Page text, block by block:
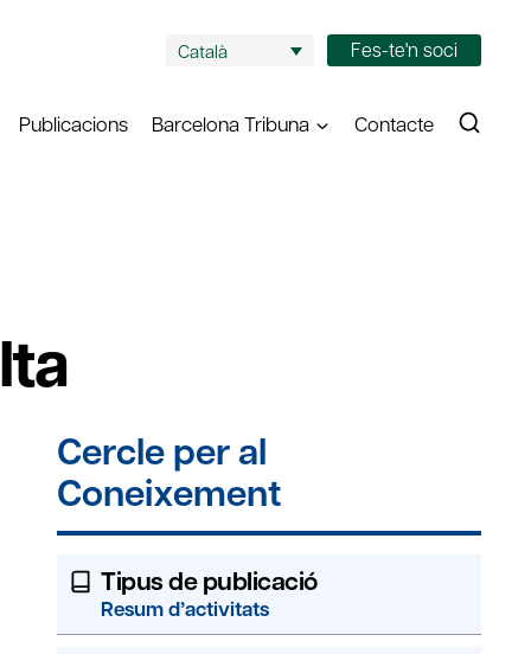
Català Fes-te'n soci
Publicacions Barcelona Tribuna Contacte
Cercle per al
Coneixement
Tipus de publicació
Resum d’activitats